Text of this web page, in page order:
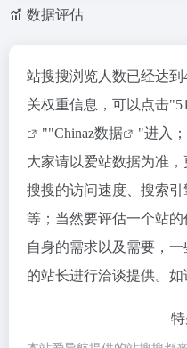
数据评估
站搜搜浏览人数已经达
关权重信息，可以点击"
""Chinaz数据
"进入
大家请以爱站数据为准
搜搜的访问速度、搜索
等；当然要评估一个站
自身的需求以及需要，
的站长进行洽谈提供。如